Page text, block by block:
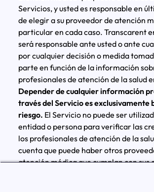
Servicios, y usted es responsable en
de elegir a su proveedor de atención
particular en cada caso. Transcarent
será responsable ante usted o ante
por cualquier decisión o medida
parte en función de la información
profesionales de atención de la salud
Depender de cualquier información
través del Servicio es exclusivamente
riesgo. El Servicio no puede ser
entidad o persona para verificar las
los profesionales de atención de la
cuenta que puede haber otros
atención médica que cumplan con sus
Transcarent. Tenga en cuenta lo